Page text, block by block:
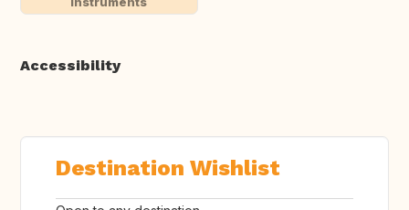
Accessibility
Destination Wishlist